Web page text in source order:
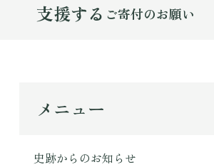
支援する ご寄付のお願い
メニュー
史跡からのお知らせ